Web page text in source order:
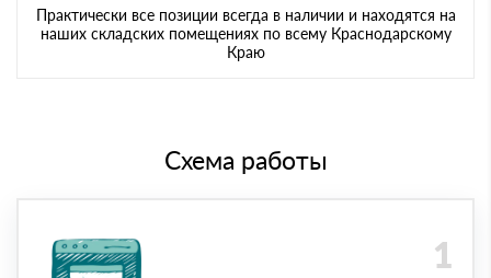
Практически все позиции всегда в наличии и находятся на
наших складских помещениях по всему Краснодарскому
Краю
Схема работы